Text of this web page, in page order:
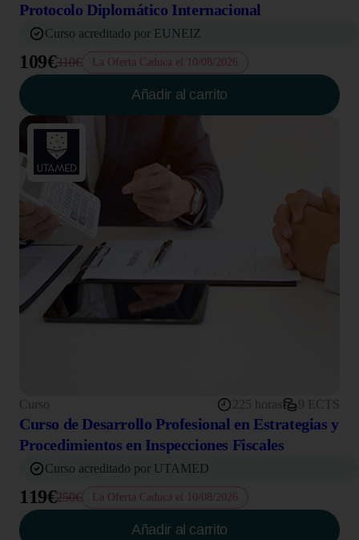
Protocolo Diplomático Internacional
Curso acreditado por EUNEIZ
109€310€ La Oferta Caduca el 10/08/2026
Añadir al carrito
Curso 225 horas 9 ECTS
Curso de Desarrollo Profesional en Estrategias y
Procedimientos en Inspecciones Fiscales
Curso acreditado por UTAMED
119€250€ La Oferta Caduca el 10/08/2026
Añadir al carrito